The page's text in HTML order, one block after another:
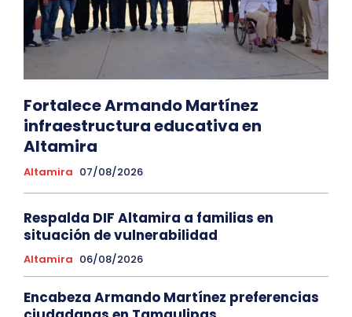
Fortalece Armando Martínez
infraestructura educativa en
Altamira
Altamira 07/08/2026
Respalda DIF Altamira a familias en
situación de vulnerabilidad
Altamira 06/08/2026
Encabeza Armando Martínez preferencias